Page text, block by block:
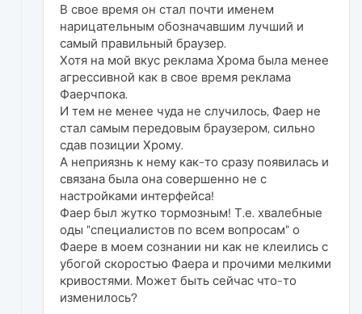
В свое время он стал почти именем
нарицательным обозначавшим лучший и
самый правильный браузер.
Хотя на мой вкус реклама Хрома была менее
агрессивной как в свое время реклама
Фаерчпока.
И тем не менее чуда не случилось, Фаер не
стал самым передовым браузером, сильно
сдав позиции Хрому.
А неприязнь к нему как-то сразу появилась и
связана была она совершенно не с
настройками интерфейса!
Фаер был жутко тормозным! Т.е. хвалебные
оды "специалистов по всем вопросам" о
Фаере в моем сознании ни как не клеились с
убогой скоростью Фаера и прочими мелкими
кривостями. Может быть сейчас что-то
изменилось?